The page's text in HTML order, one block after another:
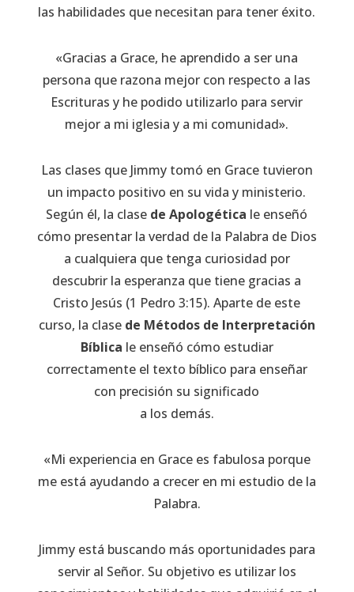
las habilidades que necesitan para tener éxito.
«Gracias a Grace, he aprendido a ser una
persona que razona mejor con respecto a las
Escrituras y he podido utilizarlo para servir
mejor a mi iglesia y a mi comunidad».
Las clases que Jimmy tomó en Grace tuvieron
un impacto positivo en su vida y ministerio.
Según él, la clase de Apologética le enseñó
cómo presentar la verdad de la Palabra de Dios
a cualquiera que tenga curiosidad por
descubrir la esperanza que tiene gracias a
Cristo Jesús (1 Pedro 3:15). Aparte de este
curso, la clase de Métodos de Interpretación
Bíblica le enseñó cómo estudiar
correctamente el texto bíblico para enseñar
con precisión su significado
a los demás.
«Mi experiencia en Grace es fabulosa porque
me está ayudando a crecer en mi estudio de la
Palabra.
Jimmy está buscando más oportunidades para
servir al Señor. Su objetivo es utilizar los